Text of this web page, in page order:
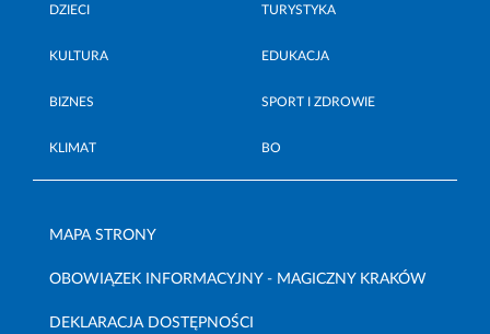
DZIECI TURYSTYKA
KULTURA EDUKACJA
BIZNES SPORT I ZDROWIE
KLIMAT BO
MAPA STRONY
OBOWIĄZEK INFORMACYJNY - MAGICZNY KRAKÓW
DEKLARACJA DOSTĘPNOŚCI